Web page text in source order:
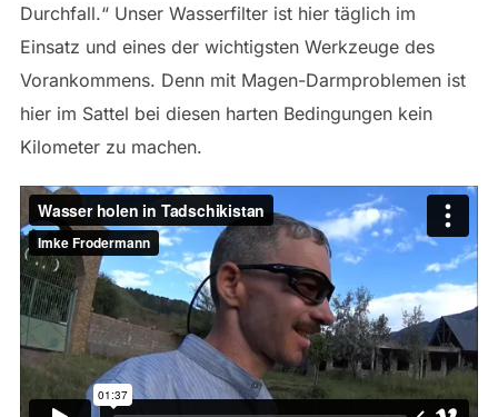
Durchfall.“ Unser Wasserfilter ist hier täglich im
Einsatz und eines der wichtigsten Werkzeuge des
Vorankommens. Denn mit Magen-Darmproblemen ist
hier im Sattel bei diesen harten Bedingungen kein
Kilometer zu machen.